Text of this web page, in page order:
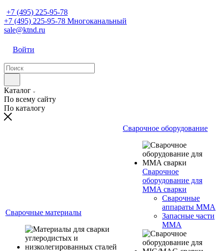
+7 (495) 225-95-78
+7 (495) 225-95-78 Многоканальный
sale@ktnd.ru
Войти
Каталог
По всему сайту
По каталогу
Сварочные материалы
Сварочное оборудование
Сварочное
оборудование для
MMA сварки
Сварочные
аппараты MMA
Запасные части
MMA